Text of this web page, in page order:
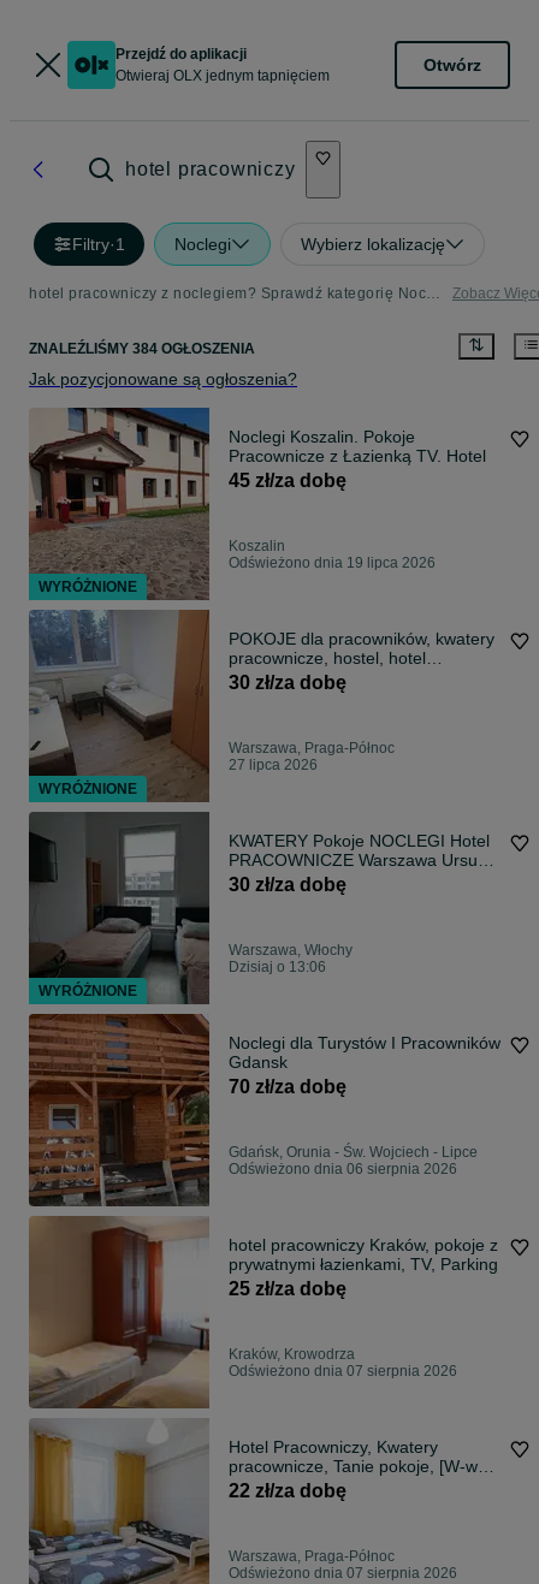
Przejdź do aplikacji
Otwieraj OLX jednym tapnięciem
Otwórz
hotel pracowniczy
Filtry·1 Noclegi Wybierz lokalizację
hotel pracowniczy z noclegiem? Sprawdź kategorię Noclegi | OLX Zobacz
ZNALEŹLIŚMY 384 OGŁOSZENIA
Jak pozycjonowane są ogłoszenia?
Noclegi Koszalin. Pokoje
Pracownicze z Łazienką TV. Hotel
45 zł/za dobę
Koszalin
Odświeżono dnia 19 lipca 2026
POKOJE dla pracowników, kwatery
pracownicze, hostel, hotel
robotniczy
30 zł/za dobę
Warszawa, Praga-Północ
27 lipca 2026
KWATERY Pokoje NOCLEGI Hotel
PRACOWNICZE Warszawa Ursus i
Włochy
30 zł/za dobę
Warszawa, Włochy
Dzisiaj o 13:06
Noclegi dla Turystów I Pracowników
Gdansk
70 zł/za dobę
Gdańsk, Orunia - Św. Wojciech - Lipce
Odświeżono dnia 06 sierpnia 2026
hotel pracowniczy Kraków, pokoje z
prywatnymi łazienkami, TV, Parking
25 zł/za dobę
Kraków, Krowodrza
Odświeżono dnia 07 sierpnia 2026
Hotel Pracowniczy, Kwatery
pracownicze, Tanie pokoje, [W-wa
Praga Płn]
22 zł/za dobę
Warszawa, Praga-Północ
Odświeżono dnia 07 sierpnia 2026
WYRÓŻNIONE
WYRÓŻNIONE
WYRÓŻNIONE